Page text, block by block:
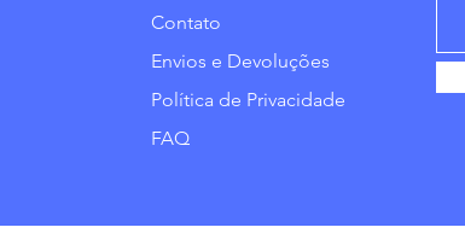
Contato
Envios e Devoluções
Política de Privacidade
FAQ